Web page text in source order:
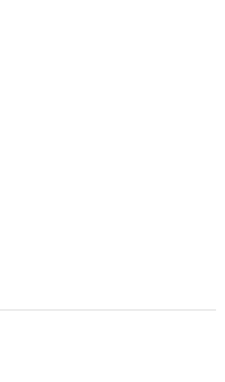
je 5 z 5 hvězdiček.